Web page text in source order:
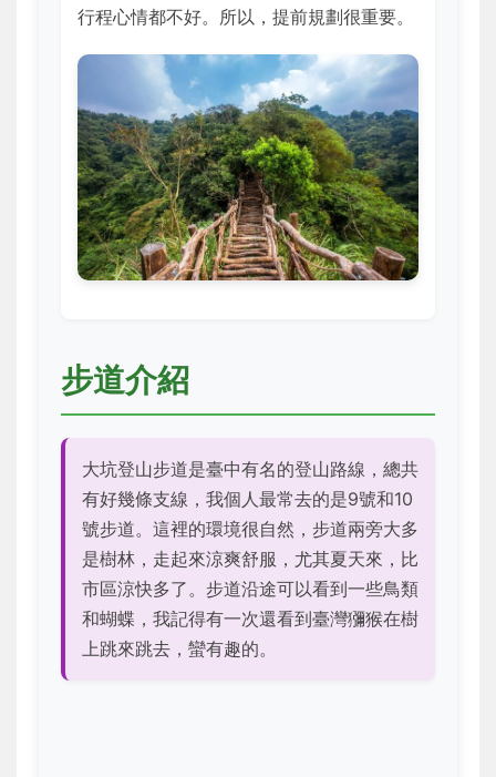
行程心情都不好。所以，提前規劃很重要。
步道介紹
大坑登山步道是臺中有名的登山路線，總共
有好幾條支線，我個人最常去的是9號和10
號步道。這裡的環境很自然，步道兩旁大多
是樹林，走起來涼爽舒服，尤其夏天來，比
市區涼快多了。步道沿途可以看到一些鳥類
和蝴蝶，我記得有一次還看到臺灣獼猴在樹
上跳來跳去，蠻有趣的。